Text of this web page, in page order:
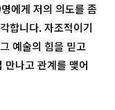
에게 저의 의도를 좀
합니다. 자조적이기
예술의 힘을 믿고
만나고 관계를 맺어